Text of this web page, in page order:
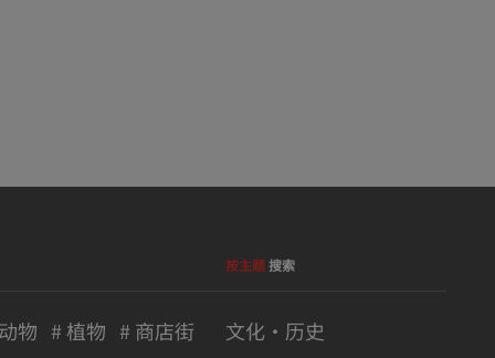
按主题搜索
文化・历史
物 # 植物 # 商店街